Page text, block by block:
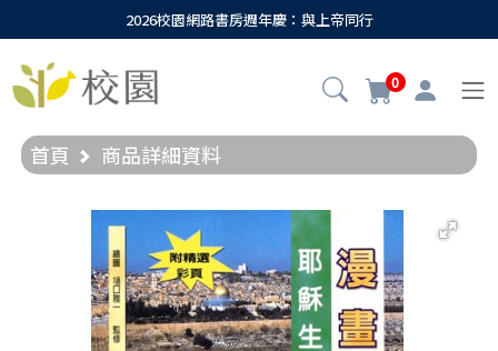
2026校園網路書房週年慶：與上帝同行
0
首頁 商品詳細資料